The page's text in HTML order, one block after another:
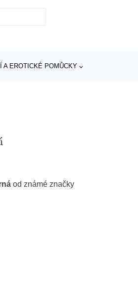
A EROTICKÉ POMŮCKY
od známé značky